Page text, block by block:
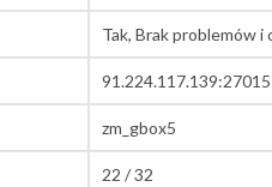
Tak, Brak problemów i
91.224.117.139:27015
zm_gbox5
22 / 32